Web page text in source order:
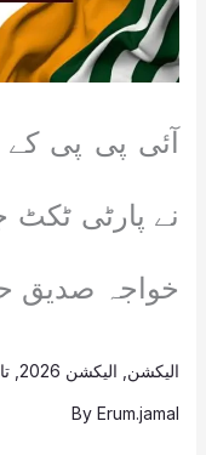
آئی پی پی کے
نے پارٹی ٹکٹ
خواجہ صدیق
الیکشن الیکشن 2026 ,
ByErum.jamal